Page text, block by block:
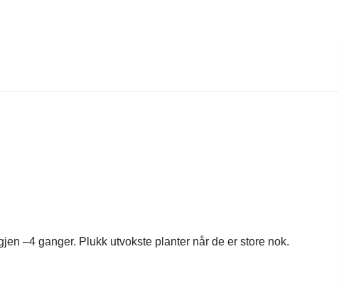
–4 ganger. Plukk utvokste planter når de er store nok.